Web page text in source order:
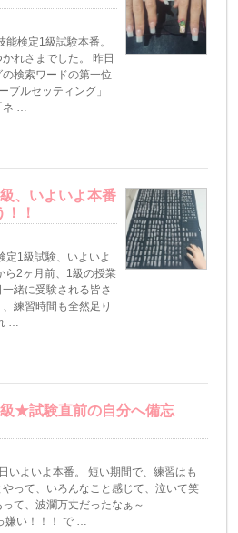
検定1級試験本番。
れさまでした。 昨日
検索ワードの第一位
ルセッティング」
ネ …
、いよいよ本番
！
定1級試験、いよいよ
ら2ヶ月前、1級の授業
緒に受験される皆さ
練習時間も全然足り
…
★試験直前の自分へ備忘
いよいよ本番。 短い期間で、練習はも
って、いろんなこと感じて、泣いて笑
て、波瀾万丈だったなぁ～
嫌い！！！ で …